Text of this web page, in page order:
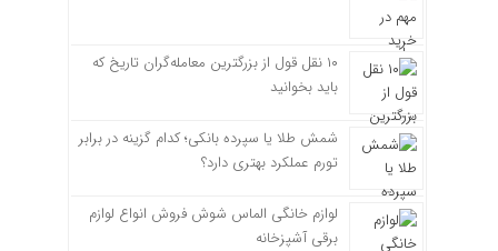
۱۰ نقل قول از بزرگترین معامله‌گران تاریخ که
باید بخوانید
شمش طلا یا سپرده بانکی؛ کدام گزینه در برابر
تورم عملکرد بهتری دارد؟
لوازم خانگی الماس شوش فروش انواع لوازم
برقی آشپزخانه